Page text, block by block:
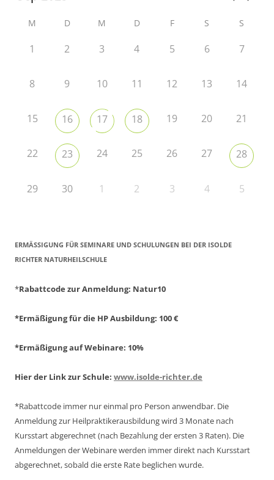
M D M D F S S
1 2 3 4 5 6 7
8 9 10 11 12 13 14
15 16 17 18 19 20 21
22 23 24 25 26 27 28
29 30 1 2 3 4 5
ERMÄSSIGUNG FÜR SEMINARE UND SCHULUNGEN BEI DER ISOLDE R
ICHTER NATURHEILSCHULE
*Rabattcode zur Anmeldung: Natur10
*Ermäßigung für die HP Ausbildung: 100 €
*Ermäßigung auf Webinare: 10%
Hier der Link zur Schule: www.isolde-richter.de
*Rabattcode immer nur einmal pro Person anwendbar. Die
Anmeldung zur Heilpraktikerausbildung wird 3 Monate nach
Kursstart abgerechnet(nach Bezahlung der ersten 3 Raten). Die
Anmeldungen der Webinare werden immer direkt nach Kursstart
abgerechnet,sobald die erste Rate beglichen wurde.